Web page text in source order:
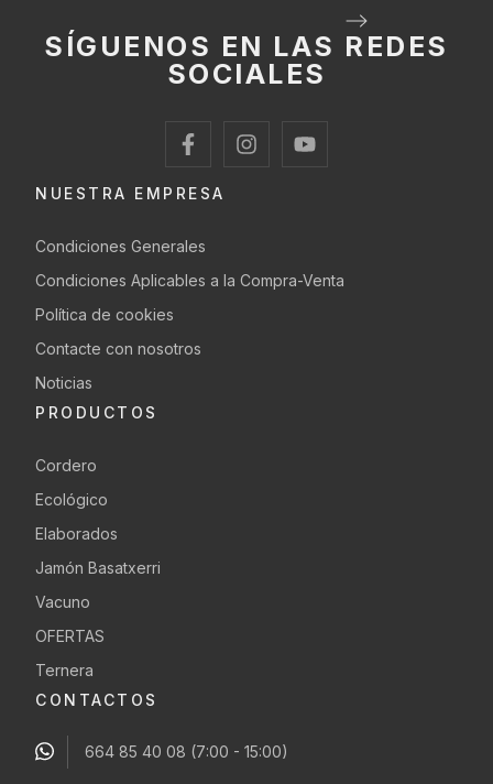
SÍGUENOS EN LAS REDES
SOCIALES
NUESTRA EMPRESA
Condiciones Generales
Condiciones Aplicables a la Compra-Venta
Política de cookies
Contacte con nosotros
Noticias
PRODUCTOS
Cordero
Ecológico
Elaborados
Jamón Basatxerri
Vacuno
OFERTAS
Ternera
CONTACTOS
664 85 40 08 (7:00 - 15:00)